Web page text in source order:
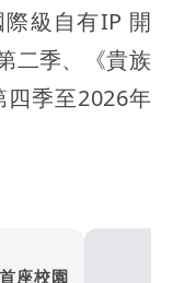
級自有IP 開
二季、《貴族
季至2026年
座校園